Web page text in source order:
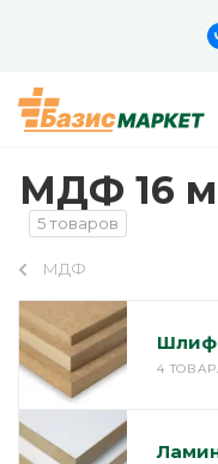
МДФ 16
5 товаров
МДФ
4